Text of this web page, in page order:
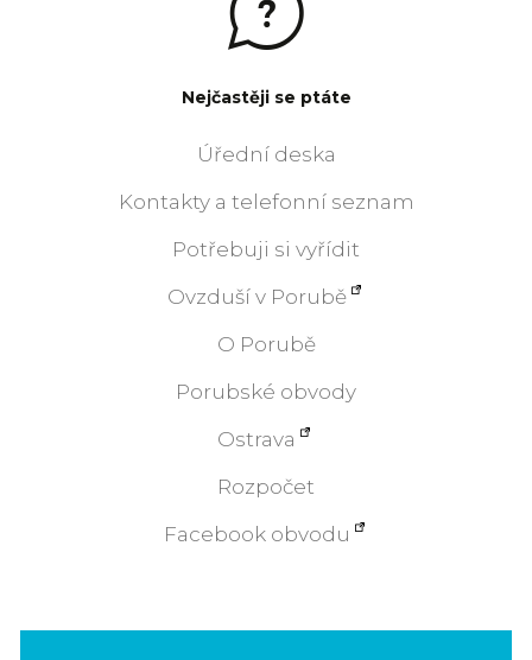
Nejčastěji se ptáte
Úřední deska
Kontakty a telefonní seznam
Potřebuji si vyřídit
Ovzduší v Porubě
O Porubě
Porubské obvody
Ostrava
Rozpočet
Facebook obvodu